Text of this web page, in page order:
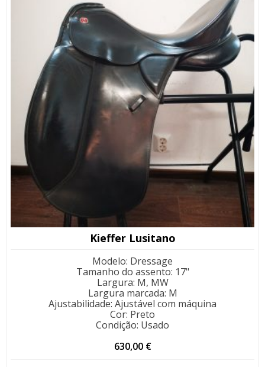
Kieffer Lusitano
Modelo: Dressage
Tamanho do assento: 17"
Largura: M, MW
Largura marcada: M
Ajustabilidade: Ajustável com máquina
Cor: Preto
Condição: Usado
630,00 €